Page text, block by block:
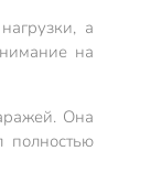
а
на
Она
полностью